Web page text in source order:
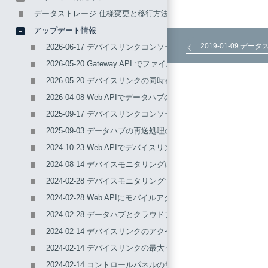
2019-01-09 データ
データストレージ 仕様変更と移行方法のご案内
アップデート情報
2026-06-17 デバイスリンクコンソールの接続許可設定を拡張し
2026-05-20 Gateway API でファイルデータ送信時のファイル
2026-05-20 デバイスリンクの同時有効化数の上限を緩和しまし
2026-04-08 Web APIでデータハブの再送処理の設定ができるよ
2025-09-17 デバイスリンクコンソールとIoT統合認証(IoTアカウ
2025-09-03 データハブの再送処理の設定ができるようになりま
2024-10-23 Web APIでデバイスリンク利用開始時に現在の端末
2024-08-14 デバイスモニタリングにデバイスコントロールのコ
2024-02-28 デバイスモニタリングで監視結果を同時に複数通知
2024-02-28 Web APIにモバイルアクセス通信量取得を追加しま
2024-02-28 データハブとクラウドアダプタで配列を展開してフ
2024-02-14 デバイスリンクのアクセスログ機能を追加しました
2024-02-14 デバイスリンクの最大セッション制限を緩和しまし
2024-02-14 コントロールパネルのサービスコードやアカウント